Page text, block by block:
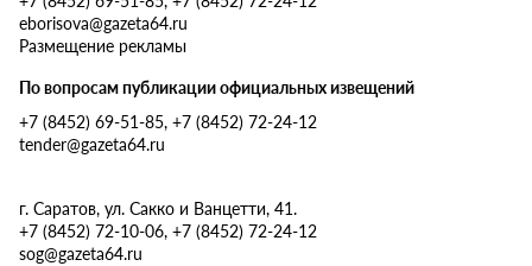
eborisova@gazeta64.ru
Размещение рекламы
По вопросам публикации официальных извещений
+7 (8452) 69-51-85, +7 (8452) 72-24-12
tender@gazeta64.ru
г. Саратов, ул. Сакко и Ванцетти, 41.
+7 (8452) 72-10-06, +7 (8452) 72-24-12
sog@gazeta64.ru